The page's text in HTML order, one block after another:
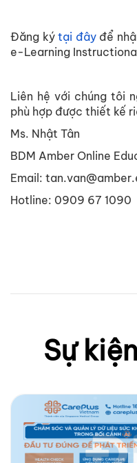
Đăng kýtại đâyđể
e-Learning
Liên hệ với chúng tôi
phù hợp được thiết kế
Ms. Nhật Tân
BDM Amber Online
Email:
Hotline: 0909 67 1090
Sự